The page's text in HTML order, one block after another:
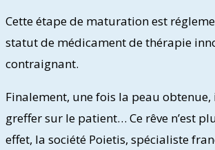
Cette étape de maturation est
statut de médicament de thérapie
contraignant.
Finalement, une fois la peau obtenue,
greffer sur le patient… Ce rêve n’est
effet, la société Poietis, spécialiste